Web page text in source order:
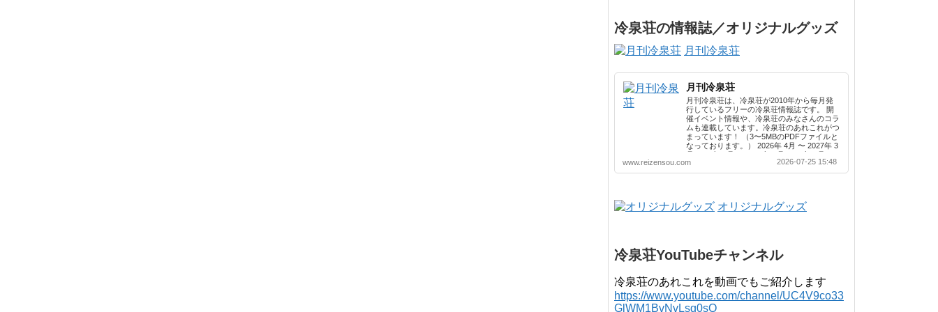
冷泉荘の情報誌／オリジナルグッズ
月刊冷泉荘
月刊冷泉荘
月刊冷泉荘は、冷泉荘が2010年から毎月発
行しているフリーの冷泉荘情報誌です。 開
催イベント情報や、冷泉荘のみなさんのコラ
ムも連載しています。冷泉荘のあれこれがつ
まっています！ （3〜5MBのPDFファイルと
なっております。） 2026年 4月 〜 2027年 3
2025年 3月 2023年 4月 〜 2024年 3月 2022
年 4月 〜 2023年 3月 2021年 4月 〜 2022年
年 4月 〜 2018年 3月 2016年 4月 〜 2017年
3月 2015年 4月 〜 2016年 3月 2014年 4月 〜
www.reizensou.com 2026-07-25 15:48
オリジナルグッズ
冷泉荘YouTubeチャンネル
冷泉荘のあれこれを動画でもご紹介します
https://www.youtube.com/channel/UC4V9co33
GlWM1BvNvLsg0sQ